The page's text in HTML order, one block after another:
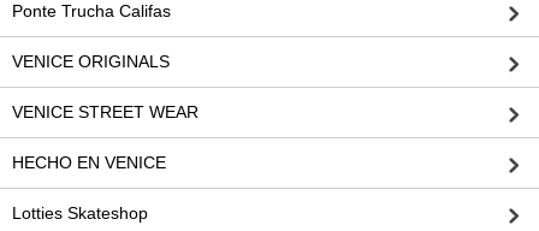
Ponte Trucha Califas
VENICE ORIGINALS
VENICE STREET WEAR
HECHO EN VENICE
Lotties Skateshop